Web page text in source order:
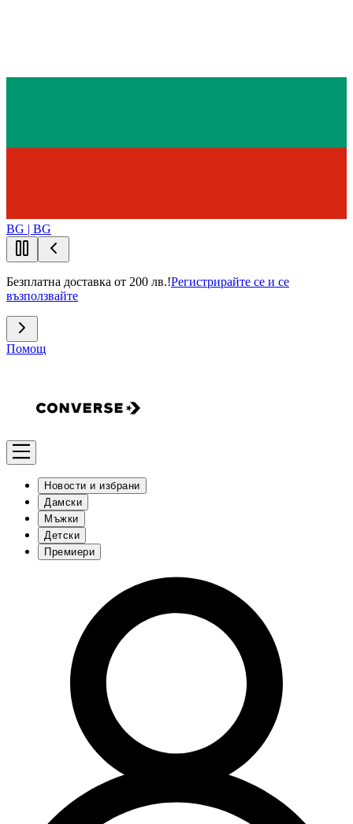
BG | BG
Безплатна доставка от 200 лв.!Регистрирайте се и се
възползвайте
Помощ
Новости и избрани
Дамски
Мъжки
Детски
Премиери